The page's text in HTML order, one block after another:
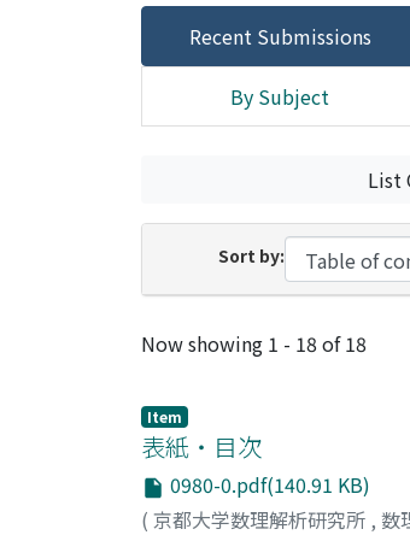
Recent Submissions
By Subject
List
Sort by:
Recent
Now showing 1 - 18 of 18
Item
表紙・目次
0980-0.pdf(140.91 KB)
( 京都大学数理解析研究所 , 数